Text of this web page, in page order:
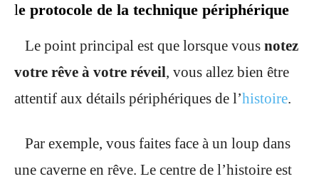
le protocole de la technique périphérique
Le point principal est que lorsque vous notez
votre rêve à votre réveil, vous allez bien être
attentif aux détails périphériques de l’histoire.
Par exemple, vous faites face à un loup dans
une caverne en rêve. Le centre de l’histoire est